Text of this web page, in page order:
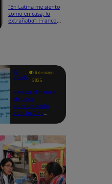
"En Latina me siento
como en casa, lo
extrañaba": Franco
Te
ayudo
26 de mayo
2025
Revisa si tienes
deudas
consultando
con tu DNI: